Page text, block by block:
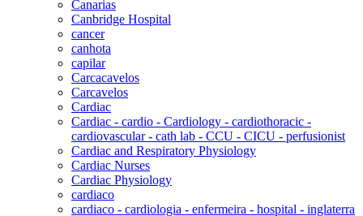
Canarias
Canbridge Hospital
cancer
canhota
capilar
Carcacavelos
Carcavelos
Cardiac
Cardiac - cardio - Cardiology - cardiothoracic -
cardiovascular - cath lab - CCU - CICU - perfusionist
Cardiac and Respiratory Physiology
Cardiac Nurses
Cardiac Physiology
cardiaco
cardiaco - cardiologia - enfermeira - hospital - inglaterra